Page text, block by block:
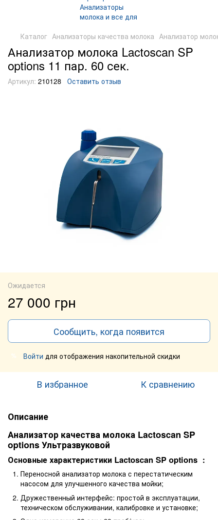
Каталог Анализаторы качества молока Анализатор
Анализатор молока Lactoscan SP
options 11 пар. 60 сек.
Артикул: 210128 Оставить отзыв
Ожидается
27 000 грн
Сообщить, когда появится
% Войти для отображения накопительной скидки
В избранное К сравнению
Описание
Анализатор качества молока Lactoscan SP
options Ультразвуковой
Основные характеристики Lactoscan SP options :
Переносной анализатор молока с перестатическим
насосом для улучшенного качества мойки;
Дружественный интерфейс: простой в эксплуатации,
техническом обслуживании, калибровке и установке;